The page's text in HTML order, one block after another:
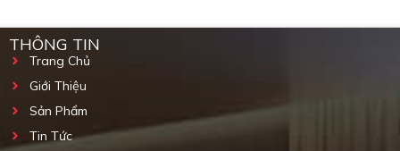
THÔNG TIN
Trang Chủ
Giới Thiệu
Sản Phẩm
Tin Tức